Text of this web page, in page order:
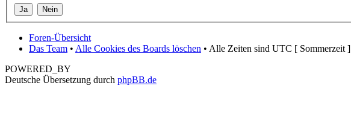
Foren-Übersicht
Das Team • Alle Cookies des Boards löschen • Alle Zeiten sind UTC [ Sommerzeit ]
POWERED_BY
Deutsche Übersetzung durch phpBB.de